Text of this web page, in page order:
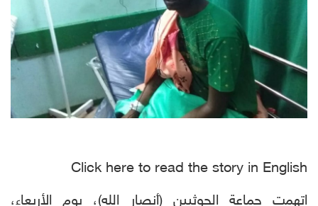
Click here to read the story in English
اتهمت جماعة الحوثيين (أنصار الله)، يوم الأربعاء،